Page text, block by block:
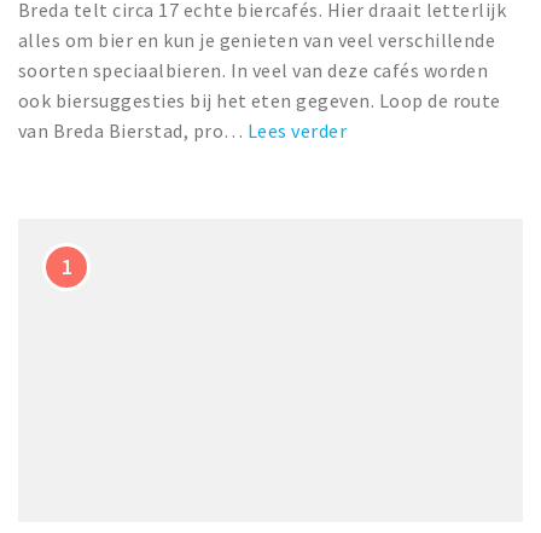
VRIJE TIJD
Sport
Nieuws
Uitjes & activiteiten
Breda telt circa 17 echte biercafés. Hier draait letterlijk
alles om bier en kun je genieten van veel verschillende
soorten speciaalbieren. In veel van deze cafés worden
ook biersuggesties bij het eten gegeven. Loop de route
van Breda Bierstad, pro… Lees verder